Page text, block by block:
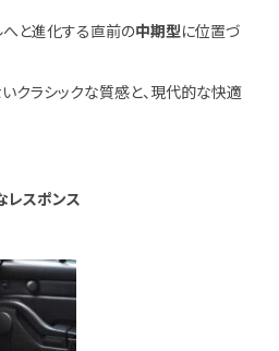
と進化する直前の中期型に位置づ
クラシックな質感と、現代的な快適
レスポンス